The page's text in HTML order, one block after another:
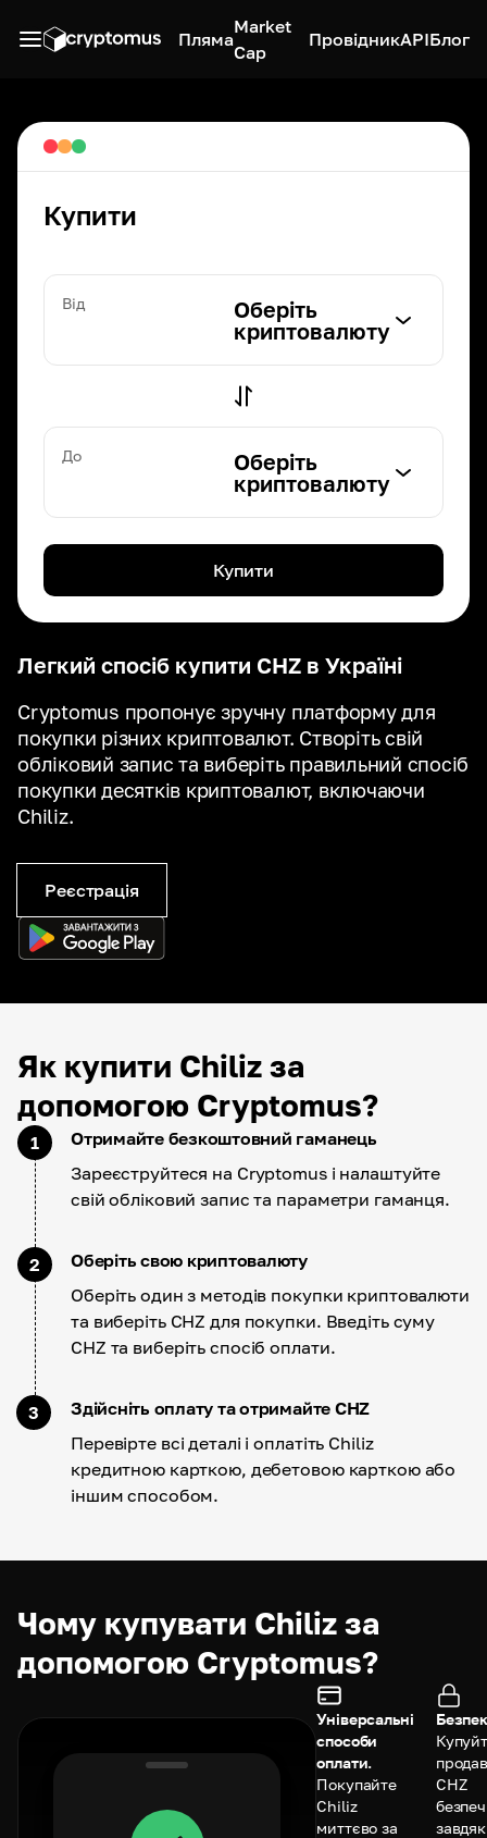
Пляма
Market
Cap
ПровідникAPIБлог
Легкий спосіб купити CHZ в Україні
Cryptomus пропонує зручну платформу для
покупки різних криптовалют. Створіть свій
обліковий запис та виберіть правильний спосіб
покупки десятків криптовалют, включаючи
Chiliz.
Реєстрація
Купити
Від
Оберіть
криптовалюту
До
Оберіть
криптовалюту
Купити
Як купити Chiliz за
допомогою Cryptomus?
1
Отримайте безкоштовний гаманець
Зареєструйтеся на Cryptomus і налаштуйте
свій обліковий запис та параметри гаманця.
2
Оберіть свою криптовалюту
Оберіть один з методів покупки криптовалюти
та виберіть CHZ для покупки. Введіть суму
CHZ та виберіть спосіб оплати.
3
Здійсніть оплату та отримайте CHZ
Перевірте всі деталі і оплатіть Chiliz
кредитною карткою, дебетовою карткою або
іншим способом.
Чому купувати Chiliz за
допомогою Cryptomus?
Універсальні
способи
оплати.
Покупайте
Chiliz
миттєво за
CHZ